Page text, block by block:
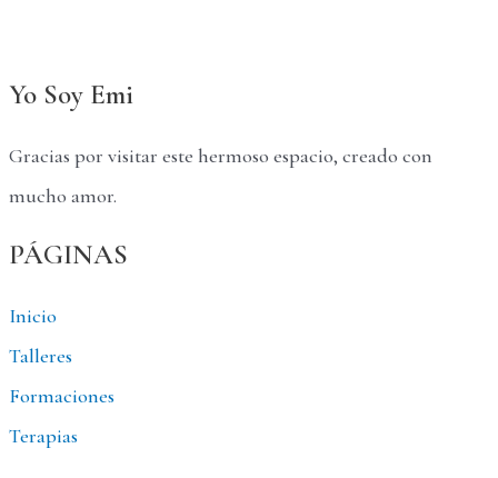
Yo Soy Emi
Gracias por visitar este hermoso espacio, creado con
mucho amor.
PÁGINAS
Inicio
Talleres
Formaciones
Terapias